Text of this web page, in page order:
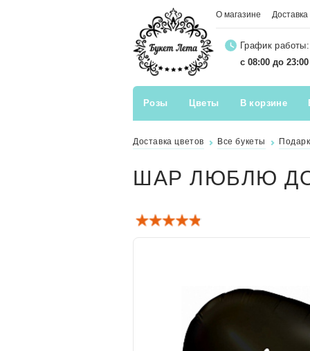
О магазине Доставка
График работы:
с 08:00 до
Розы Цветы В корзине
Доставка цветов Все букеты
ШАР ЛЮБЛЮ